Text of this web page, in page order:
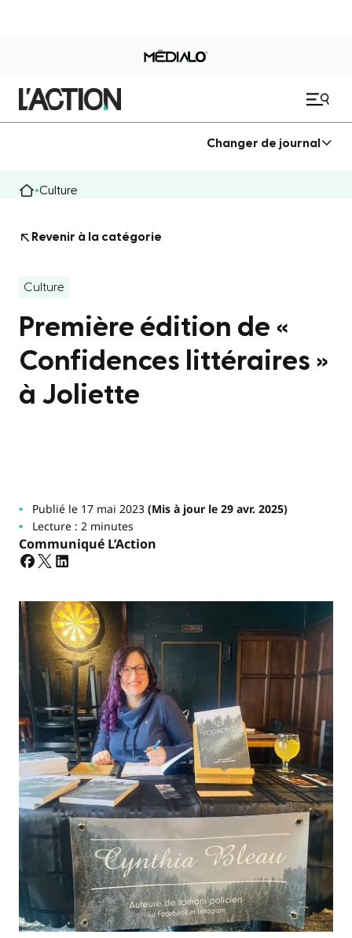
Changer de journal
Culture
Revenir à la catégorie
Culture
Première édition de «
Confidences littéraires »
à Joliette
Publié le 17 mai 2023(Mis à jour le 29 avr. 2025)
Lecture : 2 minutes
Communiqué L’Action